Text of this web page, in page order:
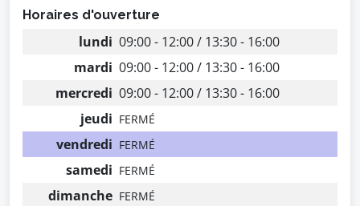
Horaires d'ouverture
lundi 09:00 - 12:00 / 13:30 - 16:00
mardi 09:00 - 12:00 / 13:30 - 16:00
mercredi 09:00 - 12:00 / 13:30 - 16:00
jeudi FERMÉ
vendredi FERMÉ
samedi FERMÉ
dimanche FERMÉ